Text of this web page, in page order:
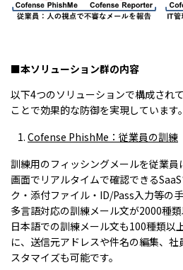
■本ソリューション群の内容
以下4つのソリューションで構成され
ことで効果的な防御を実現しています。
Cofense PhishMe ：従業員の訓練
訓練用のフィッシングメールを従業
画面でリアルタイムで確認できる
ク・添付ファイル・ID/Pass入力等の
多言語対応の訓練メール文が2000種類
日本語での訓練メール文も100種類以
に、送信元アドレスや件名の編集、
スタマイズも可能です。